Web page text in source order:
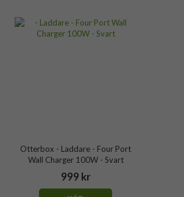
Otterbox - Laddare - Four Port
Wall Charger 100W - Svart
999 kr